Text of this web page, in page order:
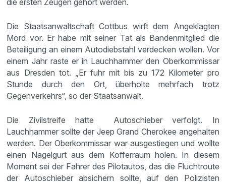
die ersten Zeugen gehört werden.
Die Staatsanwaltschaft Cottbus wirft dem Angeklagten
Mord vor. Er habe mit seiner Tat als Bandenmitglied die
Beteiligung an einem Autodiebstahl verdecken wollen. Vor
einem Jahr raste er in Lauchhammer den Oberkommissar
aus Dresden tot. „Er fuhr mit bis zu 172 Kilometer pro
Stunde durch den Ort, überholte mehrfach trotz
Gegenverkehrs“, so der Staatsanwalt.
Die Zivilstreife hatte Autoschieber verfolgt. In
Lauchhammer sollte der Jeep Grand Cherokee angehalten
werden. Der Oberkommissar war ausgestiegen und wollte
einen Nagelgurt aus dem Kofferraum holen. In diesem
Moment sei der Fahrer des Pilotautos, das die Fluchtroute
der Autoschieber absichern sollte, auf den Polizisten